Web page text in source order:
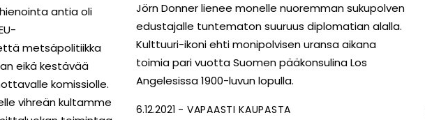
antia oli
metsäpolitiikka
eikä kestävää
komissiolle.
vihreän kultamme
Jörn Donner lienee monelle nuoremman sukupolven
edustajalle tuntematon suuruus diplomatian alalla.
Kulttuuri-ikoni ehti monipolvisen uransa aikana
toimia pari vuotta Suomen pääkonsulina Los
Angelesissa 1900-luvun lopulla.
6.12.2021 VAPAASTI KAUPASTA